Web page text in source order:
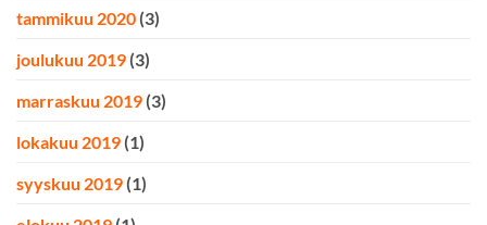
tammikuu 2020 (3)
joulukuu 2019 (3)
marraskuu 2019 (3)
lokakuu 2019 (1)
syyskuu 2019 (1)